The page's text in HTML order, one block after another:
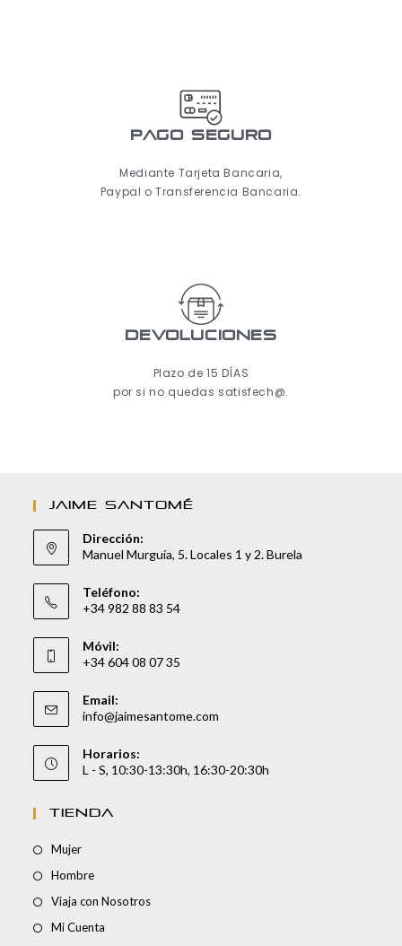
pago seguro
Mediante Tarjeta Bancaria,
Paypal o Transferencia Bancaria.
Devoluciones
Plazo de 15 DÍAS
por si no quedas satisfech@.
JAIME SANTOMÉ
Dirección:
Manuel Murguía, 5. Locales 1 y 2. Burela
Teléfono:
+34 982 88 83 54
Móvil:
+34 604 08 07 35
Email:
info@jaimesantome.com
Horarios:
L - S, 10:30-13:30h, 16:30-20:30h
TIENDA
Mujer
Hombre
Viaja con Nosotros
Mi Cuenta